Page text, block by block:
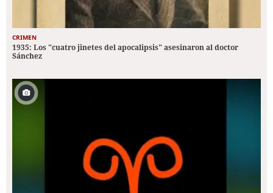
CRIMEN
1935: Los "cuatro jinetes del apocalipsis" asesinaron al doctor
Sánchez